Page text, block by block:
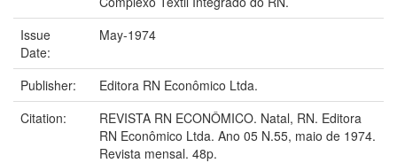
Issue
Date:
May-1974
Publisher:
Editora RN Econômico Ltda.
Citation:
REVISTA RN ECONÔMICO. Natal, RN. Editora
RN Econômico Ltda. Ano 05 N.55, maio de 1974.
Revista mensal. 48p.